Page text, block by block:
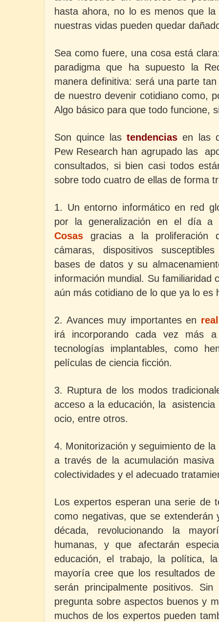
hasta ahora, no lo es menos que
nuestras vidas pueden quedar
Sea como fuere, una cosa está
paradigma que ha supuesto la
manera definitiva: será una parte
de nuestro devenir cotidiano como,
Algo básico para que todo funcione,
Son quince las tendencias en las
Pew Research han agrupado las
consultados, si bien casi todos
sobre todo cuatro de ellas de forma
1. Un entorno informático en red
por la generalización en el día
Cosas
gracias a la
cámaras, dispositivos
bases de datos y su
información mundial . Su familiaridad
aún más cotidiano de lo que ya lo es
2. Avances muy importantes en
irá incorporando cada vez más
tecnologías implantables, como
películas de ciencia ficción.
3. Ruptura de los modos
acceso a la educación, la
ocio, entre otros.
4. Monitorización y seguimiento de
a través de la acumulación
colectividades y el adecuado
Los expertos esperan una serie de
como negativas, que se extenderán
década, revolucionando la
humanas, y que afectarán
educación, el trabajo, la política,
mayoría cree que los resultados
serán principalmente positivos.
pregunta sobre aspectos buenos y
muchos de los expertos pueden